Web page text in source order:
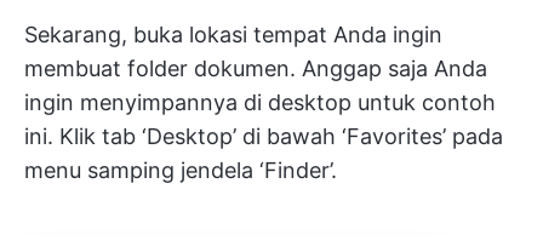
Sekarang, buka lokasi tempat Anda ingin
membuat folder dokumen. Anggap saja Anda
ingin menyimpannya di desktop untuk contoh
ini. Klik tab ‘Desktop’ di bawah ‘Favorites’ pada
menu samping jendela ‘Finder’.